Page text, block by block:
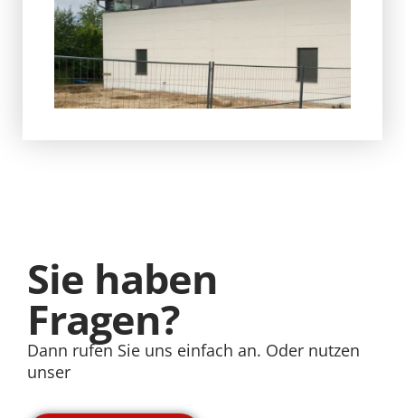
Sie haben
Fragen?
Dann rufen Sie uns einfach an. Oder nutzen
unser